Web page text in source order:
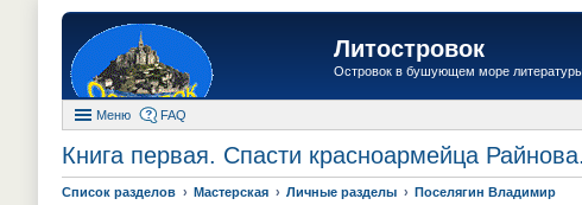
Литостровок
Островок в бушующем море
Меню FAQ
Книга первая. Спасти красноармейца
Список разделов Мастерская Личные разделы Поселягин Владимир